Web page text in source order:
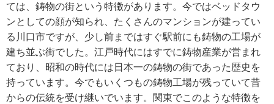
ては、鋳物の街という特徴があります。今ではベッドタウ
ンとしての顔が知られ、たくさんのマンションが建ってい
る川口市ですが、少し前まではすぐ駅前にも鋳物の工場が
建ち並ぶ街でした。江戸時代にはすでに鋳物産業が営まれ
ており、昭和の時代には日本一の鋳物の街であった歴史を
持っています。今でもいくつもの鋳物工場が残っていて昔
からの伝統を受け継いでいます。関東でこのような特徴を